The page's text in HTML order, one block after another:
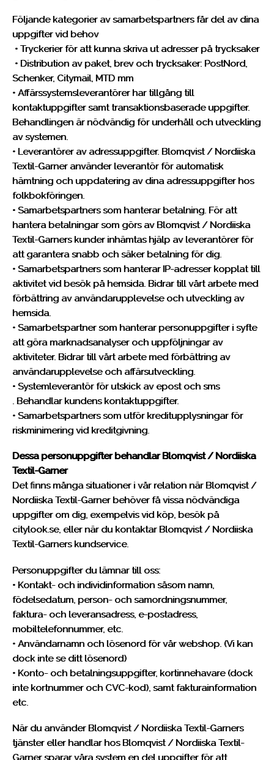
Följande kategorier av samarbetspartners får del av dina
uppgifter vid behov
• Tryckerier för att kunna skriva ut adresser på trycksaker
• Distribution av paket, brev och trycksaker: PostNord,
Schenker, Citymail, MTD mm
• Affärssystemsleverantörer har tillgång till
kontaktuppgifter samt transaktionsbaserade uppgifter.
Behandlingen är nödvändig för underhåll och utveckling
av systemen.
• Leverantörer av adressuppgifter. Blomqvist / Nordiiska
Textil-Garner använder leverantör för automatisk
hämtning och uppdatering av dina adressuppgifter hos
folkbokföringen.
• Samarbetspartners som hanterar betalning. För att
hantera betalningar som görs av Blomqvist / Nordiiska
Textil-Garners kunder inhämtas hjälp av leverantörer för
att garantera snabb och säker betalning för dig.
• Samarbetspartners som hanterar IP-adresser kopplat till
aktivitet vid besök på hemsida. Bidrar till vårt arbete med
förbättring av användarupplevelse och utveckling av
hemsida.
• Samarbetspartner som hanterar personuppgifter i syfte
att göra marknadsanalyser och uppföljningar av
aktiviteter. Bidrar till vårt arbete med förbättring av
användarupplevelse och affärsutveckling.
• Systemleverantör för utskick av epost och sms
. Behandlar kundens kontaktuppgifter.
• Samarbetspartners som utför kreditupplysningar för
riskminimering vid kreditgivning.
Dessa personuppgifter behandlar Blomqvist / Nordiiska
Textil-Garner
Det finns många situationer i vår relation när Blomqvist /
Nordiiska Textil-Garner behöver få vissa nödvändiga
uppgifter om dig, exempelvis vid köp, besök på
citylook.se, eller när du kontaktar Blomqvist / Nordiiska
Textil-Garners kundservice.
Personuppgifter du lämnar till oss:
• Kontakt- och individinformation såsom namn,
födelsedatum, person- och samordningsnummer,
faktura- och leveransadress, e-postadress,
mobiltelefonnummer, etc.
• Användarnamn och lösenord för vår webshop. (Vi kan
dock inte se ditt lösenord)
• Konto- och betalningsuppgifter, kortinnehavare (dock
inte kortnummer och CVC-kod), samt fakturainformation
etc.
När du använder Blomqvist / Nordiiska Textil-Garners
tjänster eller handlar hos Blomqvist / Nordiiska Textil-
Garner sparar våra system en del uppgifter för att